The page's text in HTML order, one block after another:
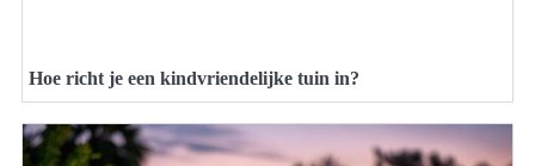
Hoe richt je een kindvriendelijke tuin in?